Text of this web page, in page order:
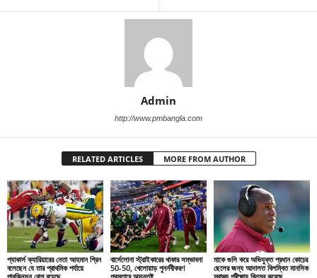
Admin
http://www.pmbangla.com
RELATED ARTICLES MORE FROM AUTHOR
প্যাকার্স ক্যারিয়ারের নেতা আহমান গ্রিন
বলেছেন যে তার প্রাথমিক পর্যায়ে
বার্সেলোনা স্ট্রাইকারের থাকার সম্ভাবনা
50-50, খেলোয়াড় পুনর্নবীকরণ
মাকে গুলি করে অভিযুক্ত প্রধান কোচের
ছেলের জন্য আদালত বিলম্বিত মানসিক